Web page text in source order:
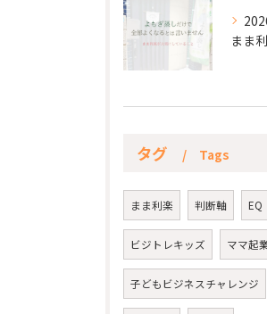
タグ Tags
まま利楽 判断軸 EQ
ビジトレキッズ ママ起
子どもビジネスチャレンジ